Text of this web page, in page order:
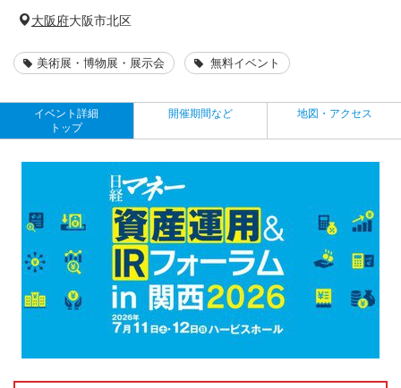
大阪府大阪市北区
美術展・博物展・展示会 無料イベント
イベント詳細
トップ
開催期間など 地図・アクセス